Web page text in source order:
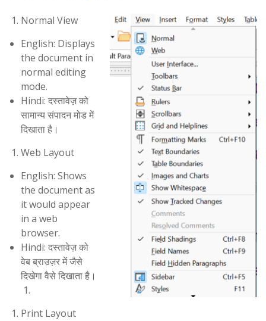
Normal View
English: Displays
the document in
normal editing
mode.
Hindi: दस्तावेज़ को
सामान्य संपादन मोड में
दिखाता है।
Web Layout
English: Shows
the document as
it would appear
in a web
browser.
Hindi: दस्तावेज़ को
वेब ब्राउज़र में जैसे
दिखेगा वैसे दिखाता है।
Print Layout